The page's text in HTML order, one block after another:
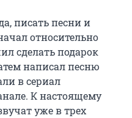
, писать песни и
относительно
сделать подарок
написал песню
в сериал
К настоящему
уже в трех